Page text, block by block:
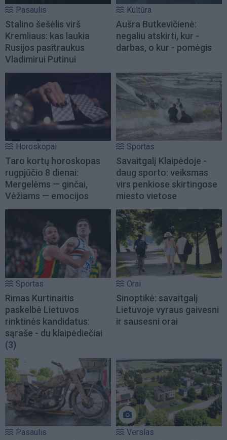
Pasaulis
Stalino šešėlis virš
Kremliaus: kas laukia
Rusijos pasitraukus
Vladimirui Putinui
Kultūra
Aušra Butkevičienė:
negaliu atskirti, kur -
darbas, o kur - pomėgis
Horoskopai
Taro kortų horoskopas
rugpjūčio 8 dienai:
Mergelėms — ginčai,
Vėžiams — emocijos
Sportas
Savaitgalį Klaipėdoje -
daug sporto: veiksmas
virs penkiose skirtingose
miesto vietose
Sportas
Rimas Kurtinaitis
paskelbė Lietuvos
rinktinės kandidatus:
sąraše - du klaipėdiečiai
(3)
Orai
Sinoptikė: savaitgalį
Lietuvoje vyraus gaivesni
ir sausesni orai
Pasaulis Verslas